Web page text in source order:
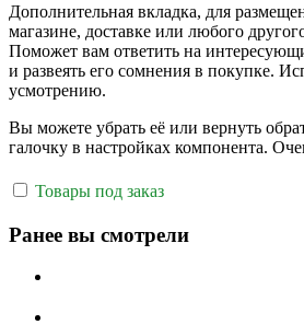
Дополнительная вкладка, для
магазине, доставке или любого
Поможет вам ответить на
и развеять его сомнения в покупке.
усмотрению.
Вы можете убрать её или вернуть
галочку в настройках компонента.
Товары под заказ
Ранее вы смотрели